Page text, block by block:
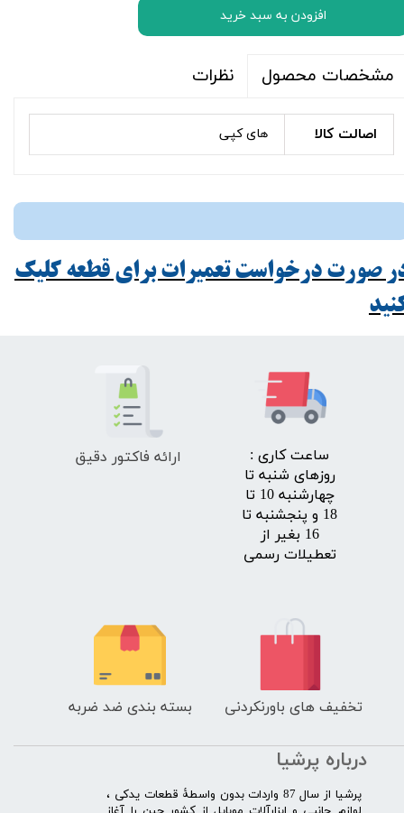
افزودن به سبد خرید
مشخصات محصول نظرات
اصالت کالا های کپی
صورت درخواست تعمیرات برای قطعه کلیک
​ساعت کاری :
روزهای شنبه تا
چهارشنبه 10 تا
18 و پنجشنبه تا
16 بغیر از
تعطیلات رسمی
تخفیف های باورنکردنی بسته بندی ضد ضربه
ارائه فاکتور دقیق
درباره پرشیا
​پرشیا از سال 87 واردات بدون واسطۀ قطعات یدکی ،